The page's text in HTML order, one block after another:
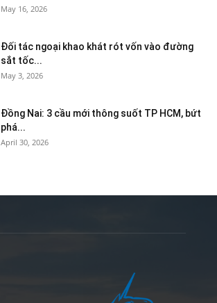
May 16, 2026
Đối tác ngoại khao khát rót vốn vào đường
sắt tốc...
May 3, 2026
Đồng Nai: 3 cầu mới thông suốt TP HCM, bứt
phá...
April 30, 2026